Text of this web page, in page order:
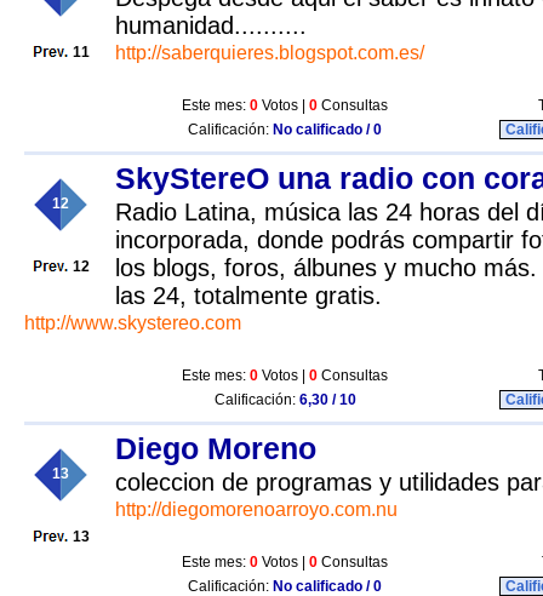
11
humanidad..........
http://saberquieres.blogspot.com.es/
Este mes: 0 Votos | 0 Consultas
Calificación: No calificado / 0
12
12
SkyStereO una radio con
Radio Latina, música las 24 horas del
incorporada, donde podrás compartir
los blogs, foros, álbunes y mucho
las 24, totalmente gratis.
http://www.skystereo.com
Este mes: 0 Votos | 0 Consultas
Calificación: 6,30 / 10
13
13
Diego Moreno
coleccion de programas y utilidades
http://diegomorenoarroyo.com.nu
Este mes: 0 Votos | 0 Consultas
Calificación: No calificado / 0